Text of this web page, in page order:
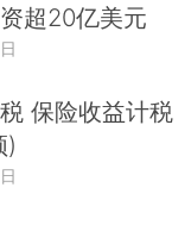
超20亿美元
保险收益计税
)